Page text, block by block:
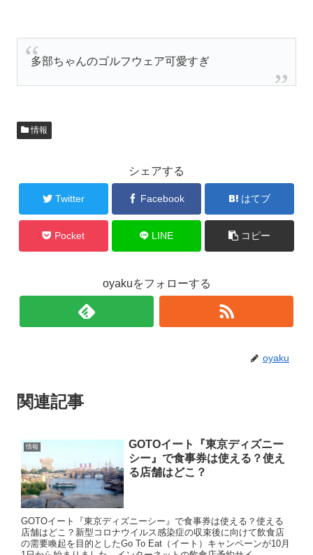
多部ちゃんのゴルフウェア可愛すぎ
情報
シェアする
Twitter Facebook はてブ
Pocket LINE コピー
oyakuをフォローする
oyaku
関連記事
情報
GOTOイート『東京ディズニー
シー』で食事券は使える？使え
る店舗はどこ？
GOTOイート『東京ディズニーシー』で食事券は使える？使える
店舗はどこ？新型コロナウイルス感染症の収束後に向けて飲食店
の需要喚起を目的としたGo To Eat（イート）キャンペーンが10月